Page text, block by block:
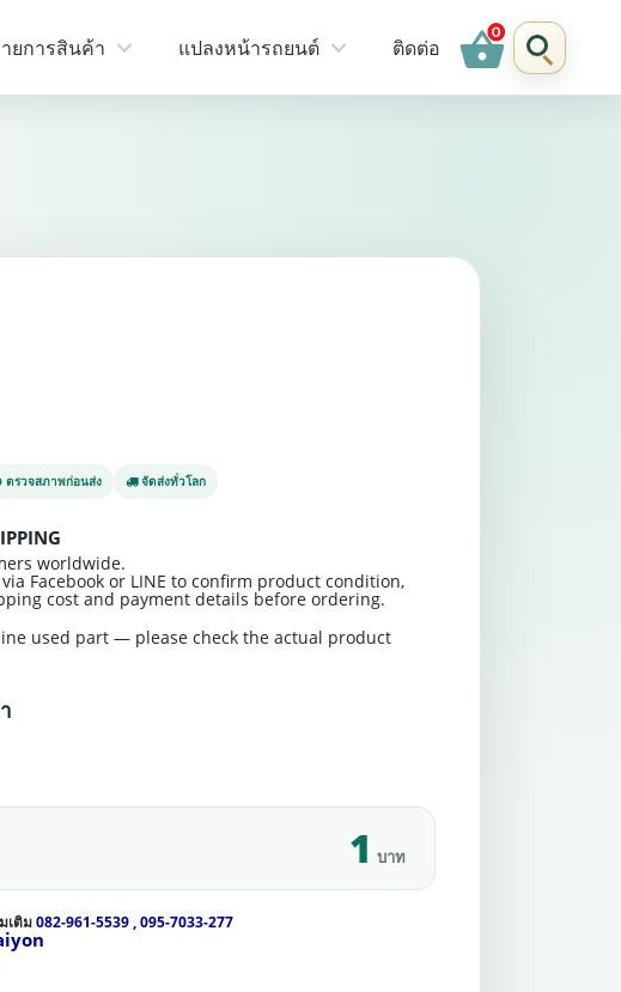
ยการสินค้า แปลงหน้ารถยนต์ ติดต่อ shopping_basket
ตรวจสภาพก่อนส่ง จัดส่งทั่วโลก
worldwide.
Facebook or LINE to confirm product condition,
cost and payment details before ordering.
used part — please check the actual product
1 บาท
เติม082-961-5539 , 095-7033-277